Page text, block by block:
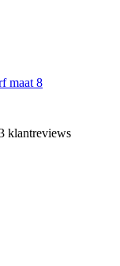
maat 8
klantreviews